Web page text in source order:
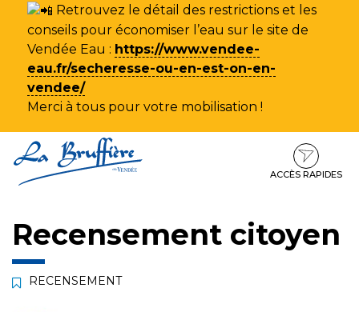
Retrouvez le détail des restrictions et les
conseils pour économiser l’eau sur le site de
Vendée Eau : https://www.vendee-
eau.fr/secheresse-ou-en-est-on-en-
vendee/
Merci à tous pour votre mobilisation !
au
contenu
au
ACCÈS RAPIDES
Recensement citoyen
RECENSEMENT